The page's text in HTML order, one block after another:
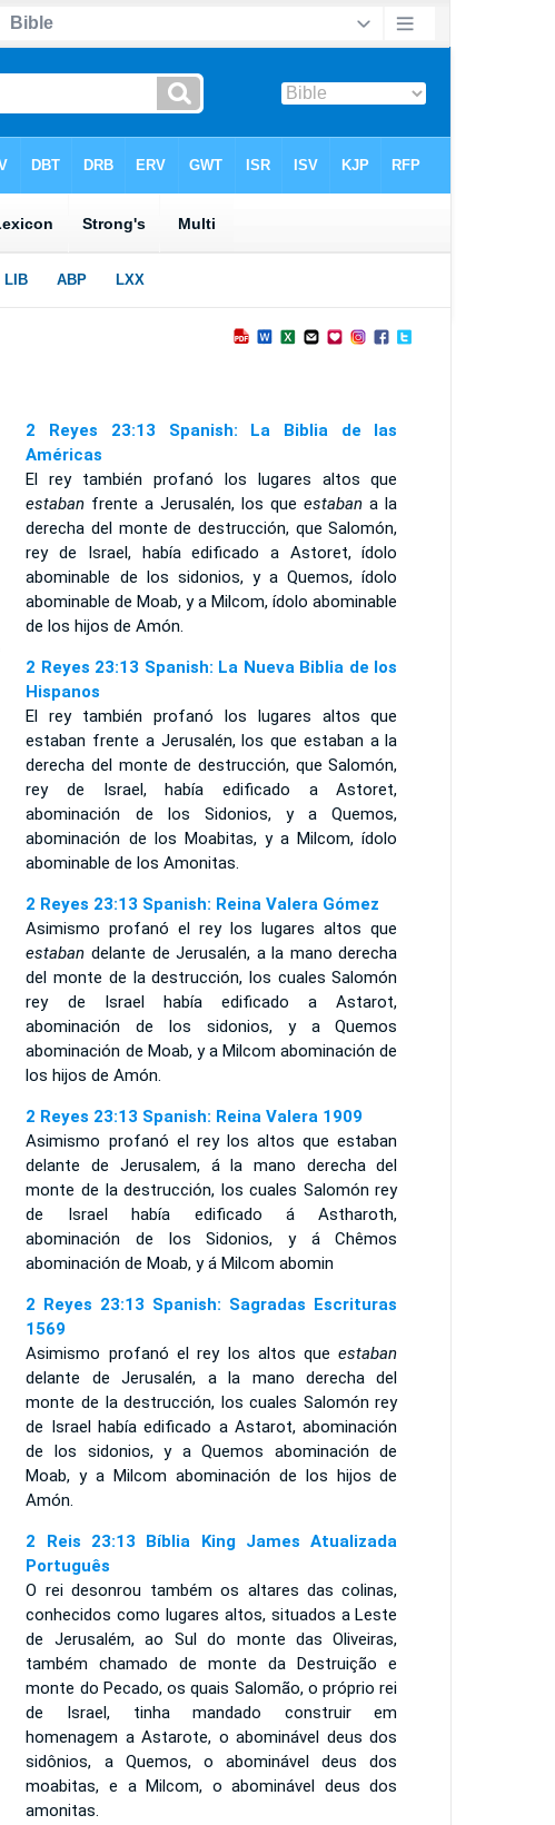
2 Reyes 23:13 Spanish: La Biblia de las
Américas
El rey también profanó los lugares altos que
estaban frente a Jerusalén, los queestaban a la
derecha del monte de destrucción, que Salomón,
rey de Israel, había edificado a Astoret, ídolo
abominable de los sidonios, y a Quemos, ídolo
abominable de Moab, y a Milcom, ídolo abominable
de los hijos de Amón.
2 Reyes 23:13 Spanish: La Nueva Biblia de los
Hispanos
El rey también profanó los lugares altos que
estaban frente a Jerusalén, los que estaban a la
derecha del monte de destrucción, que Salomón,
rey de Israel, había edificado a Astoret,
abominación de los Sidonios, y a Quemos,
abominación de los Moabitas, y a Milcom, ídolo
abominable de los Amonitas.
2 Reyes 23:13 Spanish: Reina Valera Gómez
Asimismo profanó el rey los lugares altos que
estaban delante de Jerusalén, a la mano derecha
del monte de la destrucción, los cuales Salomón
rey de Israel había edificado a Astarot,
abominación de los sidonios, y a Quemos
abominación de Moab, y a Milcom abominación de
los hijos de Amón.
2 Reyes 23:13 Spanish: Reina Valera 1909
Asimismo profanó el rey los altos que estaban
delante de Jerusalem, á la mano derecha del
monte de la destrucción, los cuales Salomón rey
de Israel había edificado á Astharoth,
abominación de los Sidonios, y á Chêmos
abominación de Moab, y á Milcom abomin
2 Reyes 23:13 Spanish: Sagradas Escrituras
1569
Asimismo profanó el rey los altos queestaban
delante de Jerusalén, a la mano derecha del
monte de la destrucción, los cuales Salomón rey
de Israel había edificado a Astarot, abominación
de los sidonios, y a Quemos abominación de
Moab, y a Milcom abominación de los hijos de
Amón.
2 Reis 23:13 Bíblia King James Atualizada
Português
O rei desonrou também os altares das colinas,
conhecidos como lugares altos, situados a Leste
de Jerusalém, ao Sul do monte das Oliveiras,
também chamado de monte da Destruição e
monte do Pecado, os quais Salomão, o próprio rei
de Israel, tinha mandado construir em
homenagem a Astarote, o abominável deus dos
sidônios, a Quemos, o abominável deus dos
moabitas, e a Milcom, o abominável deus dos
amonitas.